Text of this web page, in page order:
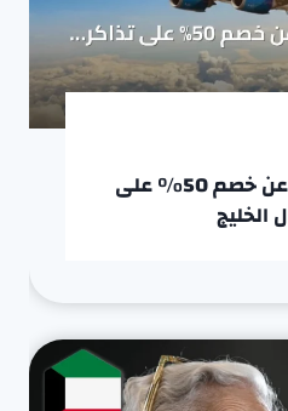
طيران الجزيرة يعلن عن خصم 50% على
الخليج